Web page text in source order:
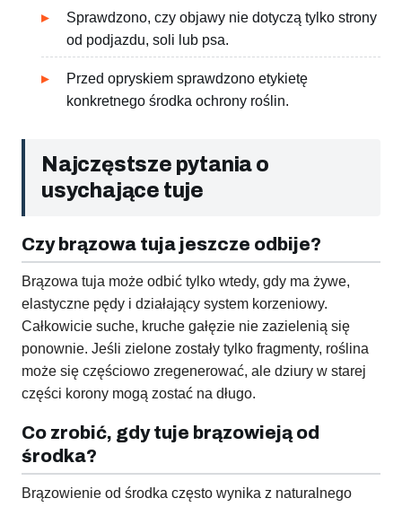
Sprawdzono, czy objawy nie dotyczą tylko strony
od podjazdu, soli lub psa.
Przed opryskiem sprawdzono etykietę
konkretnego środka ochrony roślin.
Najczęstsze pytania o
usychające tuje
Czy brązowa tuja jeszcze odbije?
Brązowa tuja może odbić tylko wtedy, gdy ma żywe,
elastyczne pędy i działający system korzeniowy.
Całkowicie suche, kruche gałęzie nie zazielenią się
ponownie. Jeśli zielone zostały tylko fragmenty, roślina
może się częściowo zregenerować, ale dziury w starej
części korony mogą zostać na długo.
Co zrobić, gdy tuje brązowieją od
środka?
Brązowienie od środka często wynika z naturalnego